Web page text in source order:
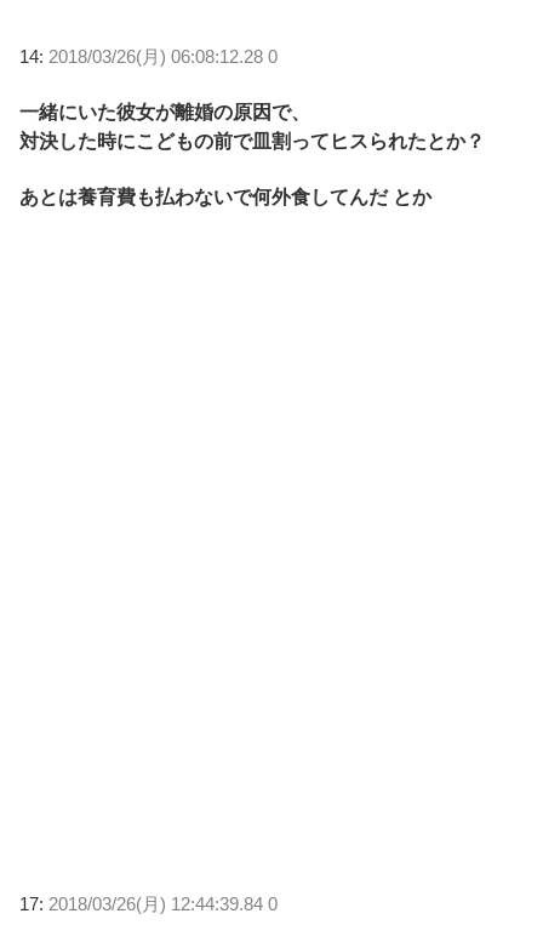
14: 2018/03/26(月) 06:08:12.28 0
一緒にいた彼女が離婚の原因で、
対決した時にこどもの前で皿割ってヒスられたとか？
あとは養育費も払わないで何外食してんだ とか
17: 2018/03/26(月) 12:44:39.84 0